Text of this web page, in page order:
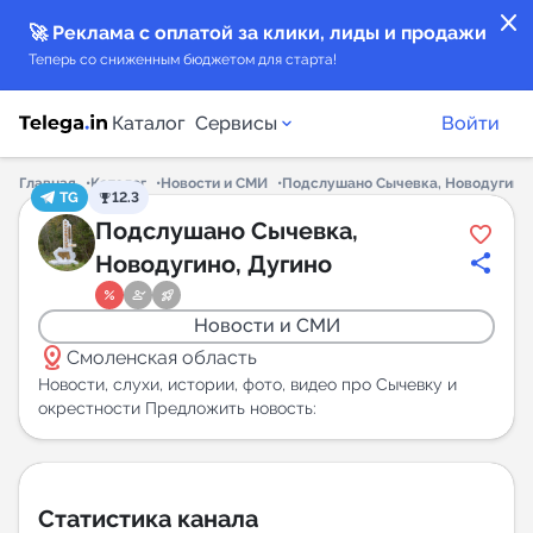
close
🚀 Реклама с оплатой за клики, лиды и продажи
Теперь со сниженным бюджетом для старта!
Каталог Сервисы
Каталог каналов
Каталог ботов
Горящие предложения
Индекс читаемости каналов в Telegram
New
New
Войти
Главная Каталог Новости и СМИ
Подслушано Сычевка,
TG
12.3
Подслушано Сычевка,
Новодугино, Дугино
Новости и СМИ
distance Смоленская область
Новости, слухи, истории, фото, видео про Сычевку и
окрестности Предложить новость:
Статистика канала